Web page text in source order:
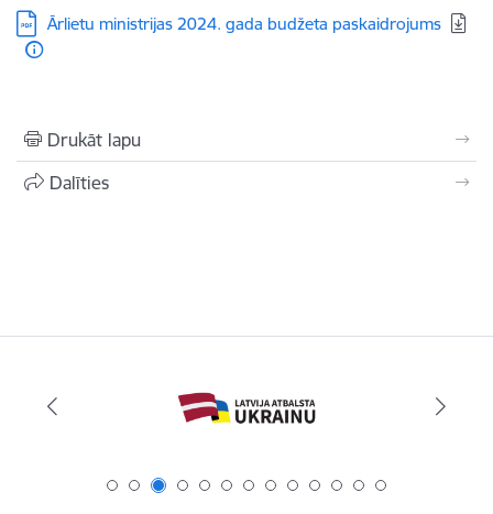
Lejupielādēt:
Ārlietu ministrijas 2024. gada budžeta paskaidrojums
Drukāt lapu
Dalīties